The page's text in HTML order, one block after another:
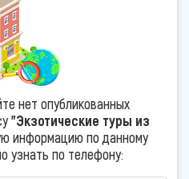
нет опубликованных
"Экзотические туры из
информацию по данному
узнать по телефону: